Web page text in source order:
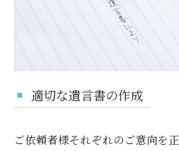
適切な遺言書の作成
ご依頼者様それぞれのご意向を